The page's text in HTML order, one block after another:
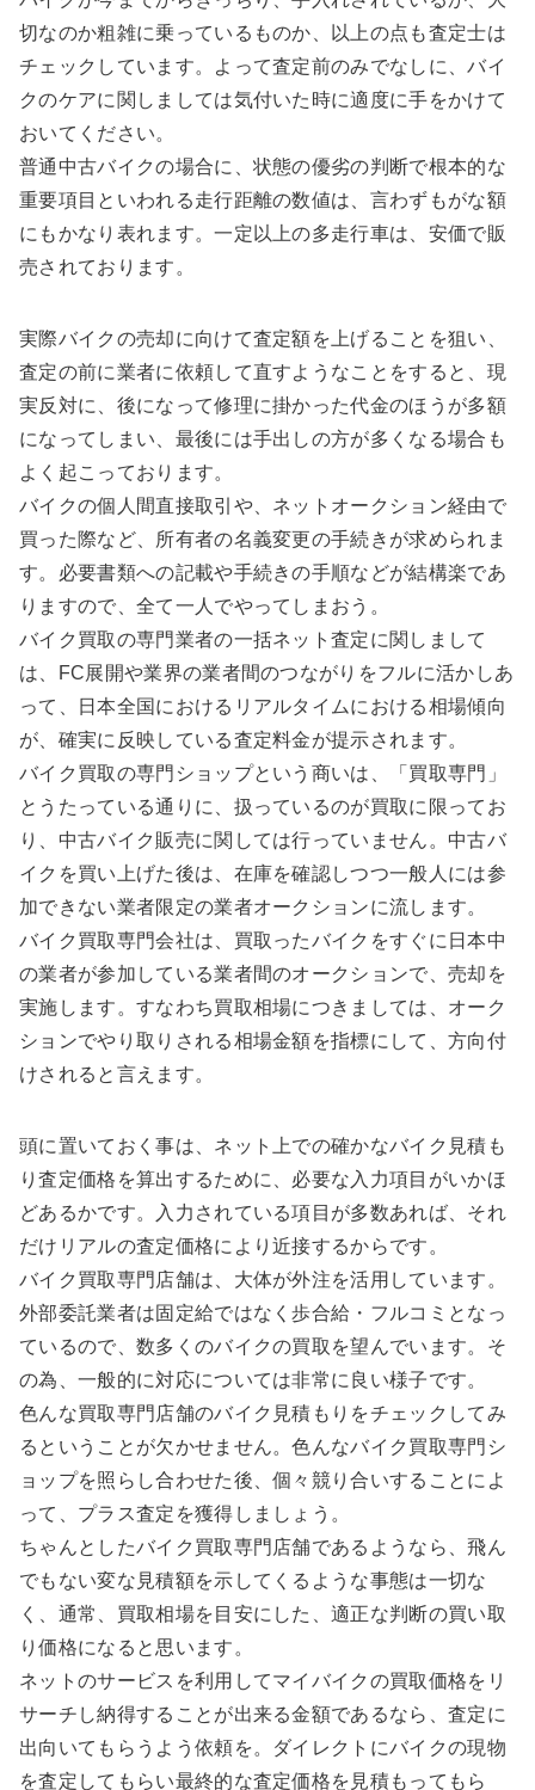
切なのか粗雑に乗っているものか、以上の点も査定士は
チェックしています。よって査定前のみでなしに、バイ
クのケアに関しましては気付いた時に適度に手をかけて
おいてください。
普通中古バイクの場合に、状態の優劣の判断で根本的な
重要項目といわれる走行距離の数値は、言わずもがな額
にもかなり表れます。一定以上の多走行車は、安価で販
売されております。
実際バイクの売却に向けて査定額を上げることを狙い、
査定の前に業者に依頼して直すようなことをすると、現
実反対に、後になって修理に掛かった代金のほうが多額
になってしまい、最後には手出しの方が多くなる場合も
よく起こっております。
バイクの個人間直接取引や、ネットオークション経由で
買った際など、所有者の名義変更の手続きが求められま
す。必要書類への記載や手続きの手順などが結構楽であ
りますので、全て一人でやってしまおう。
バイク買取の専門業者の一括ネット査定に関しまして
は、FC展開や業界の業者間のつながりをフルに活かしあ
って、日本全国におけるリアルタイムにおける相場傾向
が、確実に反映している査定料金が提示されます。
バイク買取の専門ショップという商いは、「買取専門」
とうたっている通りに、扱っているのが買取に限ってお
り、中古バイク販売に関しては行っていません。中古バ
イクを買い上げた後は、在庫を確認しつつ一般人には参
加できない業者限定の業者オークションに流します。
バイク買取専門会社は、買取ったバイクをすぐに日本中
の業者が参加している業者間のオークションで、売却を
実施します。すなわち買取相場につきましては、オーク
ションでやり取りされる相場金額を指標にして、方向付
けされると言えます。
頭に置いておく事は、ネット上での確かなバイク見積も
り査定価格を算出するために、必要な入力項目がいかほ
どあるかです。入力されている項目が多数あれば、それ
だけリアルの査定価格により近接するからです。
バイク買取専門店舗は、大体が外注を活用しています。
外部委託業者は固定給ではなく歩合給・フルコミとなっ
ているので、数多くのバイクの買取を望んでいます。そ
の為、一般的に対応については非常に良い様子です。
色んな買取専門店舗のバイク見積もりをチェックしてみ
るということが欠かせません。色んなバイク買取専門シ
ョップを照らし合わせた後、個々競り合いすることによ
って、プラス査定を獲得しましょう。
ちゃんとしたバイク買取専門店舗であるようなら、飛ん
でもない変な見積額を示してくるような事態は一切な
く、通常、買取相場を目安にした、適正な判断の買い取
り価格になると思います。
ネットのサービスを利用してマイバイクの買取価格をリ
サーチし納得することが出来る金額であるなら、査定に
出向いてもらうよう依頼を。ダイレクトにバイクの現物
を査定してもらい最終的な査定価格を見積もってもら